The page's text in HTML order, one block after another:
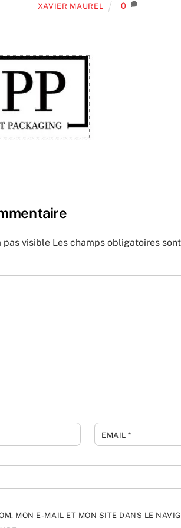
XAVIER MAUREL 0
pas visible Les champs obligatoires
EMAIL*
MON E-MAIL ET MON SITE DANS LE